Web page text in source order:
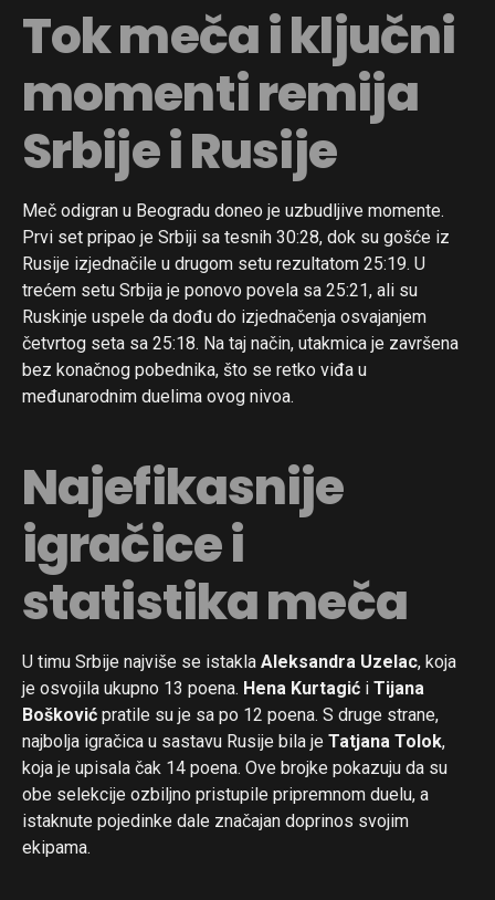
Tok meča i ključni
momenti remija
Srbije i Rusije
Meč odigran u Beogradu doneo je uzbudljive momente.
Prvi set pripao je Srbiji sa tesnih 30:28, dok su gošće iz
Rusije izjednačile u drugom setu rezultatom 25:19. U
trećem setu Srbija je ponovo povela sa 25:21, ali su
Ruskinje uspele da dođu do izjednačenja osvajanjem
četvrtog seta sa 25:18. Na taj način, utakmica je završena
bez konačnog pobednika, što se retko viđa u
međunarodnim duelima ovog nivoa.
Najefikasnije
igračice i
statistika meča
U timu Srbije najviše se istakla Aleksandra Uzelac, koja
je osvojila ukupno 13 poena. Hena Kurtagić i Tijana
Bošković pratile su je sa po 12 poena. S druge strane,
najbolja igračica u sastavu Rusije bila je Tatjana Tolok,
koja je upisala čak 14 poena. Ove brojke pokazuju da su
obe selekcije ozbiljno pristupile pripremnom duelu, a
istaknute pojedinke dale značajan doprinos svojim
ekipama.